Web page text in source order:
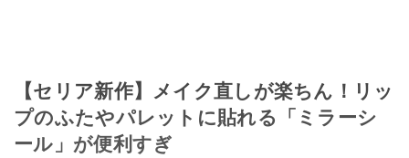
【セリア新作】メイク直しが楽ちん！リッ
プのふたやパレットに貼れる「ミラーシ
ール」が便利すぎ